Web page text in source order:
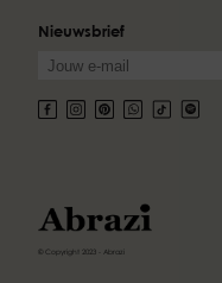
Nieuwsbrief
© Copyright 2023 - Abrazi